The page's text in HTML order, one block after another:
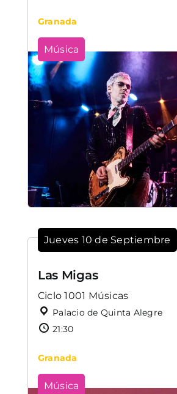
Granada
Música
Jueves 10 de Septiembre
Las Migas
Ciclo 1001 Músicas
Palacio de Quinta Alegre
21:30
Granada
Música